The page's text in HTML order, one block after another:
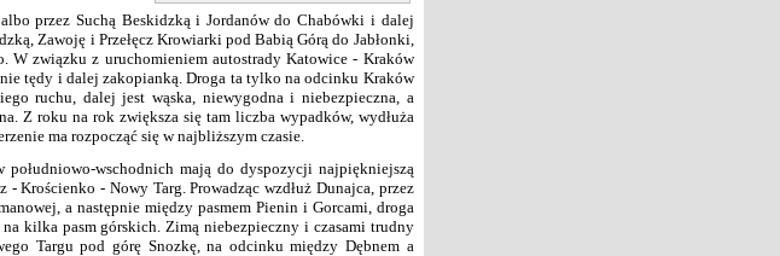
przez Suchą Beskidzką i Jordanów do Chabówki i dalej
Zawoję i Przełęcz Krowiarki pod Babią Górą do Jabłonki,
W związku z uruchomieniem autostrady Katowice - Kraków
tędy i dalej zakopianką. Droga ta tylko na odcinku Kraków
ruchu, dalej jest wąska, niewygodna i niebezpieczna, a
Z roku na rok zwiększa się tam liczba wypadków, wydłuża
ma rozpocząć się w najbliższym czasie.
wschodnich mają do dyspozycji najpiękniejszą
Krościenko - Nowy Targ. Prowadząc wzdłuż Dunajca, przez
a następnie między pasmem Pienin i Gorcami, droga
kilka pasm górskich. Zimą niebezpieczny i czasami trudny
Targu pod górę Snozkę, na odcinku między Dębnem a